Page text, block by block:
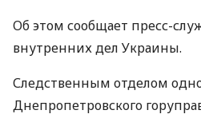
Об этом сообщает пресс-
внутренних дел Украины.
Следственным отделом
Днепропетровского